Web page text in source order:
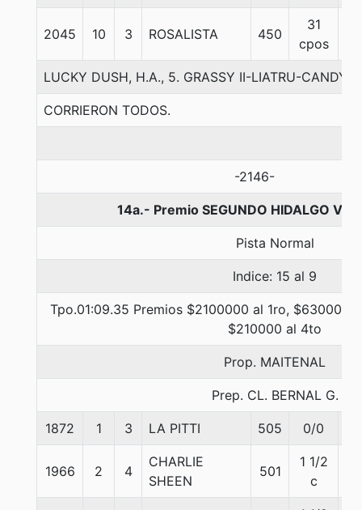
2045 10 3 ROSALISTA 450
31
cpos
LUCKY DUSH, H.A., 5. GRASSY II-LIATRU-CANDY
CORRIERON TODOS.
-2146-
14a.- Premio SEGUNDO HIDALGO V.,
Pista Normal
Indice: 15 al 9
Tpo.01:09.35 Premios $2100000 al 1ro, $630000
$210000 al 4to
Prop. MAITENAL
Prep. CL. BERNAL G.
1872 1 3 LA PITTI 505 0/0
1966 2 4
CHARLIE
SHEEN
501
1 1/2
c